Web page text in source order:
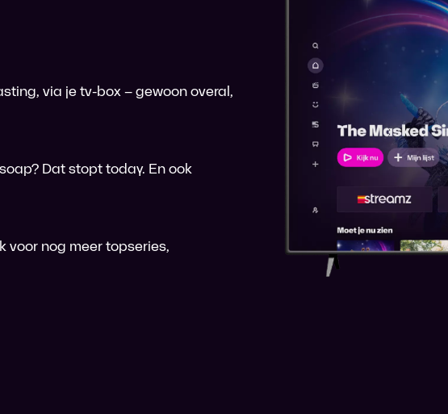
via je tv-box – gewoon overal,
Dat stopt today. En ook
voor nog meer topseries,